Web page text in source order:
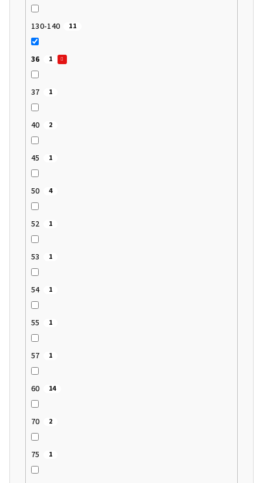
130-140 11
36 1
37 1
40 2
45 1
50 4
52 1
53 1
54 1
55 1
57 1
60 14
70 2
75 1